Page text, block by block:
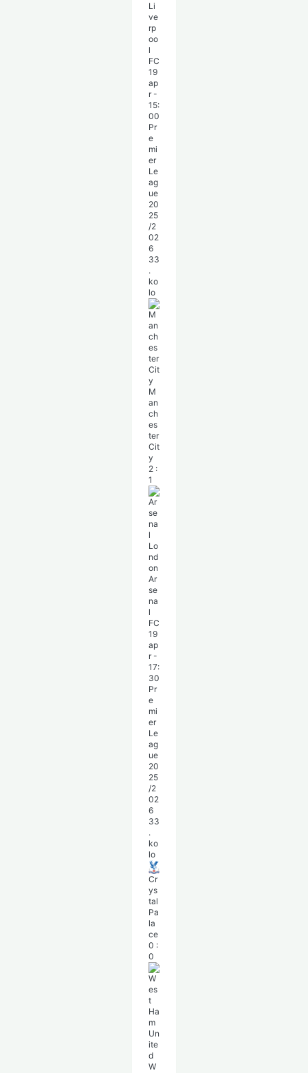
Li
ve
rp
oo
l
FC
19
ap
r -
15:
00
Pr
e
mi
er
Le
ag
ue
20
25
/2
02
6
33
.
ko
lo
M
an
ch
es
ter
Cit
y
2 :
1
Ar
se
na
l
FC
19
ap
r -
17:
30
Pr
e
mi
er
Le
ag
ue
20
25
/2
02
6
33
.
ko
lo
Cr
ys
tal
Pa
la
ce
0 :
0
W